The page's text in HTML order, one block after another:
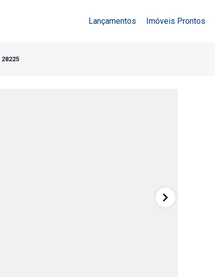
Lançamentos Imóveis Prontos